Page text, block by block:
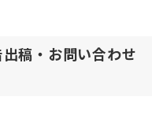
稿・お問い合わせ